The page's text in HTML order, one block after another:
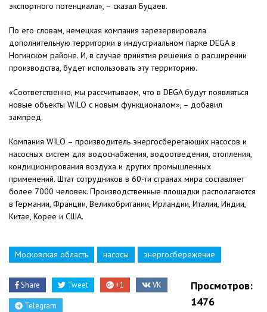
экспортного потенциала», – сказал Буцаев.
По его словам, немецкая компания зарезервировала
дополнительную территории в индустриальном парке DEGA в
Ногинском районе. И, в случае принятия решения о расширении
производства, будет использовать эту территорию.
«Соответственно, мы рассчитываем, что в DEGA будут появляться
новые объекты WILO с новым функционалом», – добавил
зампред.
Компания WILO – производитель энергосберегающих насосов и
насосных систем для водоснабжения, водоотведения, отопления,
кондиционирования воздуха и других промышленных
применений. Штат сотрудников в 60-ти странах мира составляет
более 7000 человек. Производственные площадки располагаются
в Германии, Франции, Великобритании, Ирландии, Италии, Индии,
Китае, Корее и США.​
Московская область насосы энергосбережение
Share Tweet +1 VK
Telegram
Просмотров:
1476